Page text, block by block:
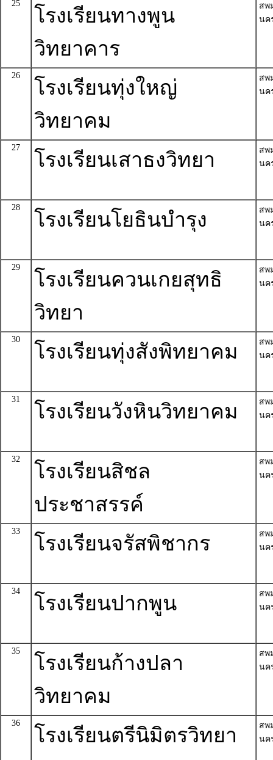
25
โรงเรียนทางพูน
วิทยาคาร
สพ
นค
26
โรงเรียนทุ่งใหญ่
วิทยาคม
สพ
นค
27
โรงเรียนเสาธงวิทยา
สพ
นค
28
โรงเรียนโยธินบำรุง
สพ
นค
29
โรงเรียนควนเกยสุทธิ
วิทยา
สพ
นค
30
โรงเรียนทุ่งสังพิทยาคม
สพ
นค
31
โรงเรียนวังหินวิทยาคม
สพ
นค
32
โรงเรียนสิชล
ประชาสรรค์
สพ
นค
33
โรงเรียนจรัสพิชากร
สพ
นค
34
โรงเรียนปากพูน
สพ
นค
35
โรงเรียนก้างปลา
วิทยาคม
สพ
นค
36
โรงเรียนตรีนิมิตรวิทยา
สพ
นค